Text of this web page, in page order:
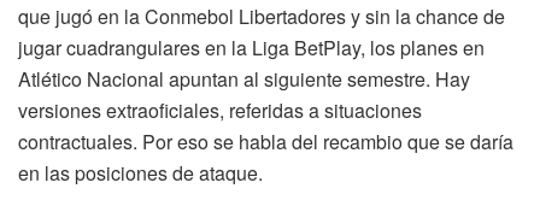
que jugó en la Conmebol Libertadores y sin la chance de
jugar cuadrangulares en la Liga BetPlay, los planes en
Atlético Nacional apuntan al siguiente semestre. Hay
versiones extraoficiales, referidas a situaciones
contractuales. Por eso se habla del recambio que se daría
en las posiciones de ataque.